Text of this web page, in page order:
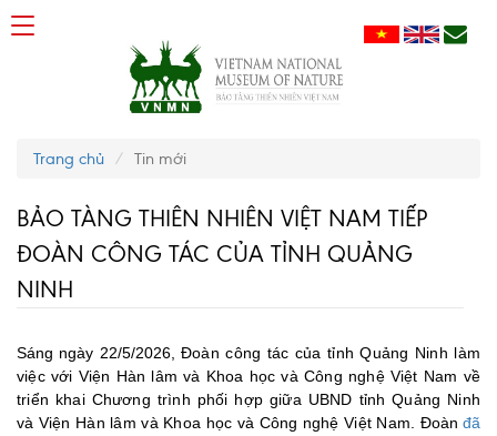
Trang chủ Tin mới
BẢO TÀNG THIÊN NHIÊN VIỆT NAM TIẾP
ĐOÀN CÔNG TÁC CỦA TỈNH QUẢNG
NINH
Sáng ngày 22/5/2026,Đoàn công tác của tỉnh Quảng Ninh làm
việc với Viện Hàn lâm và Khoa học và Công nghệ Việt Nam về
triển khai Chương trình phối hợp giữa UBND tỉnh Quảng Ninh
và Viện Hàn lâm và Khoa học và Công nghệ Việt Nam
Đoàn đã